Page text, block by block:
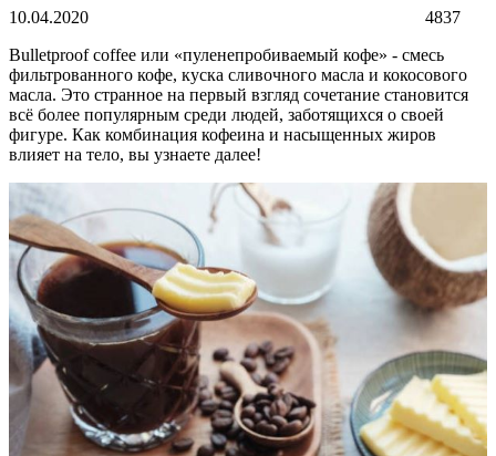
10.04.2020
4837
Bulletproof coffee или «пуленепробиваемый кофе» - смесь
фильтрованного кофе, куска сливочного масла и кокосового
масла. Это странное на первый взгляд сочетание становится
всё более популярным среди людей, заботящихся о своей
фигуре. Как комбинация кофеина и насыщенных жиров
влияет на тело, вы узнаете далее!